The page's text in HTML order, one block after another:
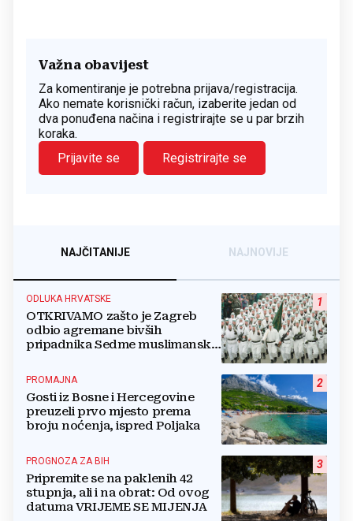
Važna obavijest
Za komentiranje je potrebna prijava/registracija.
Ako nemate korisnički račun, izaberite jedan od
dva ponuđena načina i registrirajte se u par brzih
koraka.
Prijavite se
Registrirajte se
NAJČITANIJE NAJNOVIJE
1
ODLUKA HRVATSKE
OTKRIVAMO zašto je Zagreb
odbio agremane bivših
pripadnika Sedme muslimanske
2
PROMAJNA
Gosti iz Bosne i Hercegovine
preuzeli prvo mjesto prema
broju noćenja, ispred Poljaka
3
PROGNOZA ZA BIH
Pripremite se na paklenih 42
stupnja, ali i na obrat: Od ovog
datuma VRIJEME SE MIJENJA